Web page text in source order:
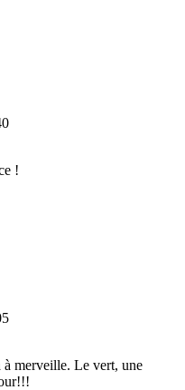
!
à merveille. Le vert, une